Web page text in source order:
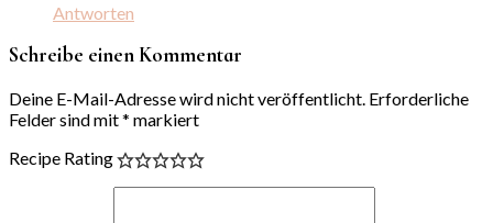
Antworten
Schreibe einen Kommentar
Deine E-Mail-Adresse wird nicht veröffentlicht. Erforderliche
Felder sind mit* markiert
Recipe Rating